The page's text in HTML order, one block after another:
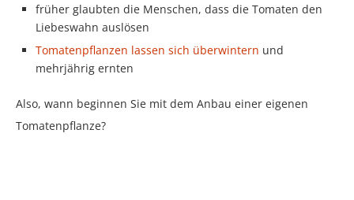
früher glaubten die Menschen, dass die Tomaten den
Liebeswahn auslösen
Tomatenpflanzen lassen sich überwintern und
mehrjährig ernten
Also, wann beginnen Sie mit dem Anbau einer eigenen
Tomatenpflanze?